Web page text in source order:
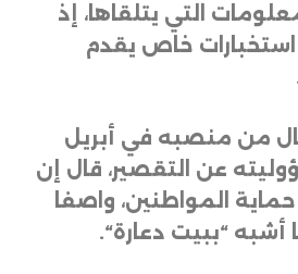
التي يتلقاها، إذ
استخبارات خاص يقدم
من منصبه في أبريل
بمسؤوليته عن التقصير، قال إن
المواطنين، واصفا
أشبه “ببيت دعارة“.